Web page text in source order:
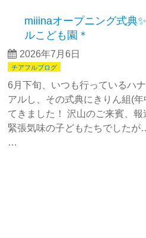
miiinaオープニング式
ルこども園＊
2026年7月6日
チアフルブログ
6月下旬、いつも行っているハ
アルし、その式典にきりん組(
てきました！ 沢山のご来賓、
緊張気味の子どもたちでした
…